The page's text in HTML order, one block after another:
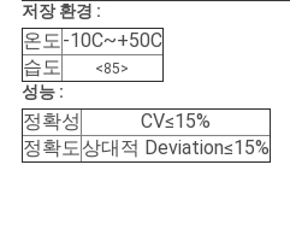
저장 환경 :
온도-10C~+50C
습도
<85>
성능 :
정확성
CV≤15%
정확도상대적 Deviation≤15%